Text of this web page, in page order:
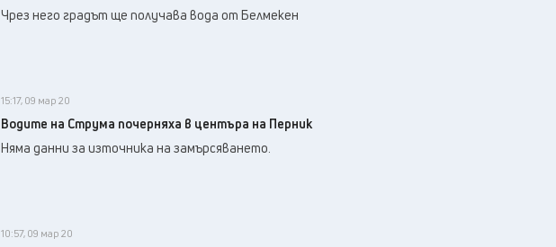
Чрез него градът ще получава вода от Белмекен
15:17, 09 мар 20
Водите на Струма почерняха в центъра на Перник
Няма данни за източника на замърсяването.
10:57, 09 мар 20